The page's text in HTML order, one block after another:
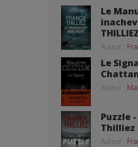
Le
Auteur :
Le
Auteur :
Puzzle
Thilliez
Auteur :